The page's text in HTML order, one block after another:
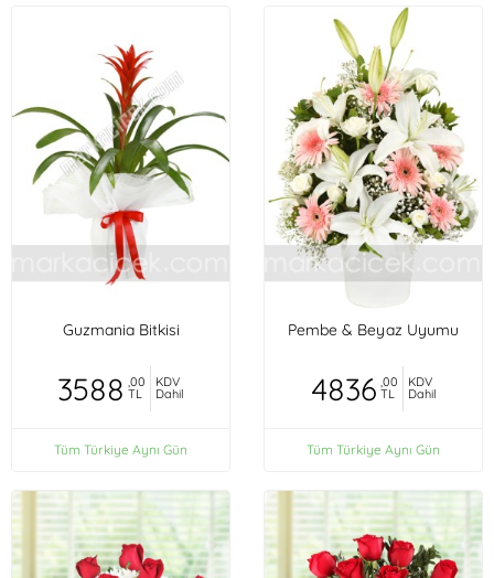
Guzmania Bitkisi
3588 ,00
TL
KDV
Dahil
Tüm Türkiye Aynı Gün
Pembe & Beyaz Uyumu
4836 ,00
TL
KDV
Dahil
Tüm Türkiye Aynı Gün